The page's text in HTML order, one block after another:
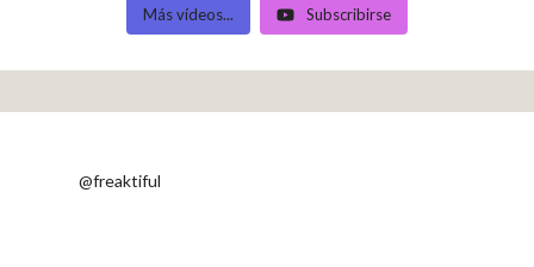
Más vídeos... Subscribirse
@freaktiful